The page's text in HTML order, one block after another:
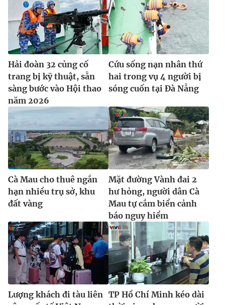
Hải đoàn 32 củng cố
trang bị kỹ thuật, sẵn
sàng bước vào Hội thao
năm 2026
Cứu sống nạn nhân thứ
hai trong vụ 4 người bị
sóng cuốn tại Đà Nẵng
Cà Mau cho thuê ngắn
hạn nhiều trụ sở, khu
đất vàng
Mặt đường Vành đai 2
hư hỏng, người dân Cà
Mau tự cắm biển cảnh
báo nguy hiểm
Lượng khách đi tàu liên TP Hồ Chí Minh kéo dài